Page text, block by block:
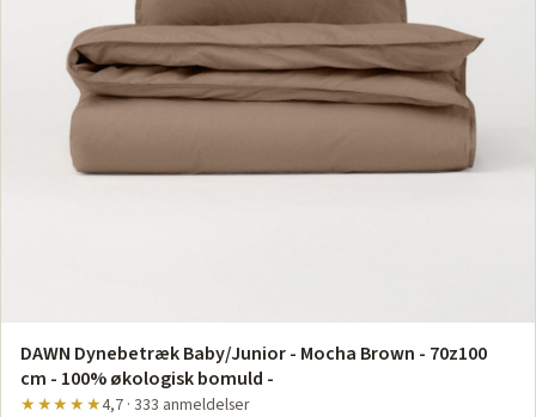
DAWN Dynebetræk Baby/Junior - Mocha Brown - 70z100
cm - 100% økologisk bomuld -
★★★★★4,7 · 333 anmeldelser